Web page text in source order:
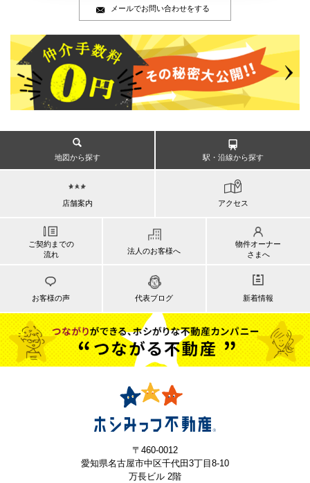
メールでお問い合わせをする
地図から探す 駅・沿線から探す
店舗案内 アクセス
ご契約までの
流れ
法人のお客様へ
物件オーナー
さまへ
お客様の声 代表ブログ 新着情報
〒460-0012
愛知県名古屋市中区千代田3丁目8-10
万長ビル 2階